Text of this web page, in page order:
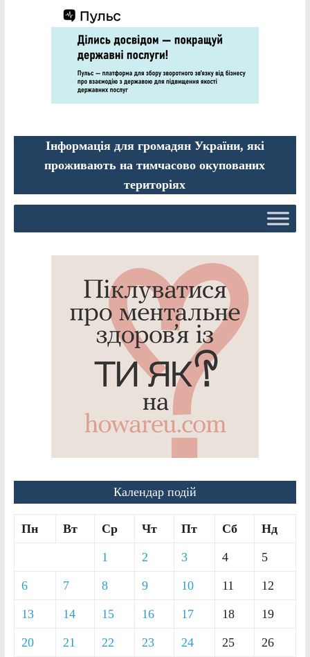
Інформація для громадян України, які
проживають на тимчасово окупованих
територіях
Календар подій
Пн Вт Ср Чт Пт Сб Нд
1 2 3 4 5
6 7 8 9 10 11 12
13 14 15 16 17 18 19
20 21 22 23 24 25 26